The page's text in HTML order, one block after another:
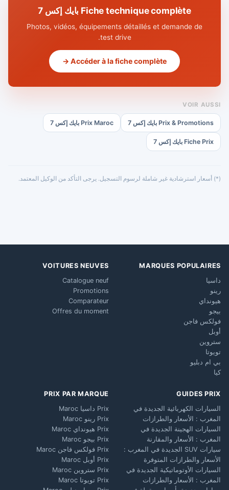
Fiche technique complète بايك إكس 7
Photos, vidéos, équipements détaillés et demande de
test drive.
Accéder à la fiche complète →
VOIR AUSSI
Prix & Promotions بايك إكس 7 Prix Maroc بايك إكس 7
Fiche Prix بايك إكس 7
(*) أسعار استرشادية غير شاملة لرسوم التسجيل. يرجى التأكد من الوكيل المعتمد.
MARQUES POPULAIRES
داسيا
رينو
هيونداي
بيجو
فولكس فاجن
أوبل
ستروين
تويوتا
بي ام دبليو
كيا
VOITURES NEUVES
Catalogue neuf
Promotions
Comparateur
Offres du moment
GUIDES PRIX
السيارات الكهربائية الجديدة في
المغرب : الأسعار والطرازات
السيارات الهجينة الجديدة في
المغرب : الأسعار والمقارنة
سيارات SUV الجديدة في المغرب :
الأسعار والطرازات المتوفرة
السيارات الأوتوماتيكية الجديدة في
المغرب : الأسعار والطرازات
PRIX PAR MARQUE
Prix داسيا Maroc
Prix رينو Maroc
Prix هيونداي Maroc
Prix بيجو Maroc
Prix فولكس فاجن Maroc
Prix أوبل Maroc
Prix ستروين Maroc
Prix تويوتا Maroc